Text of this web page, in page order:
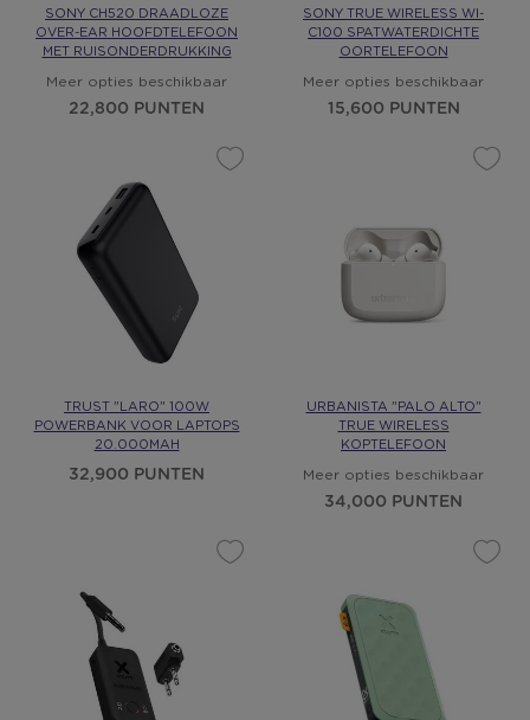
SONY CH520 DRAADLOZE
OVER-EAR HOOFDTELEFOON
MET RUISONDERDRUKKING
Meer opties beschikbaar
22,800 PUNTEN
SONY TRUE WIRELESS WI-
C100 SPATWATERDICHTE
OORTELEFOON
Meer opties beschikbaar
15,600 PUNTEN
TRUST "LARO" 100W
POWERBANK VOOR LAPTOPS
20.000MAH
32,900 PUNTEN
URBANISTA "PALO ALTO"
TRUE WIRELESS
KOPTELEFOON
Meer opties beschikbaar
34,000 PUNTEN